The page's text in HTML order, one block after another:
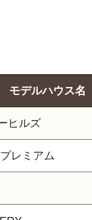
モデルハウス名
ヒルズ
レミアム